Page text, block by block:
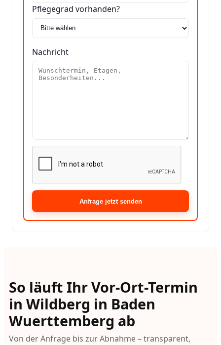
Pflegegrad vorhanden?
Nachricht
Anfrage jetzt senden
So läuft Ihr Vor-Ort-Termin
in Wildberg in Baden
Wuerttemberg ab
Von der Anfrage bis zur Abnahme – transparent,